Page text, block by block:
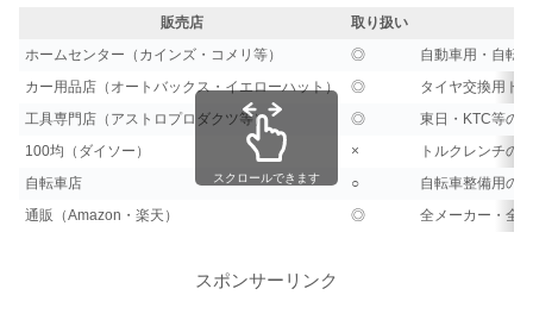
販売店
取り扱い
ホームセンター（カインズ・コメリ等）
◎
自動車用・自転
カー用品店（オートバックス・イエローハット）
◎
タイヤ交換用ト
工具専門店（アストロプロダクツ等）
◎
東日・KTC等の
100均（ダイソー）
×
トルクレンチの
自転車店
○
自転車整備用の
通販（Amazon・楽天）
◎ 全メーカー・全
スクロールできます
スポンサーリンク